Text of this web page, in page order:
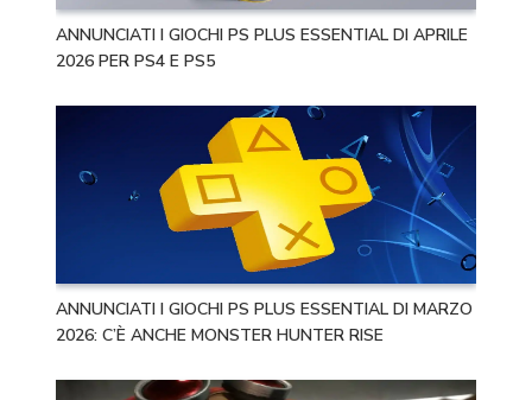
ANNUNCIATI I GIOCHI PS PLUS ESSENTIAL DI APRILE
2026 PER PS4 E PS5
ANNUNCIATI I GIOCHI PS PLUS ESSENTIAL DI MARZO
2026: C’È ANCHE MONSTER HUNTER RISE